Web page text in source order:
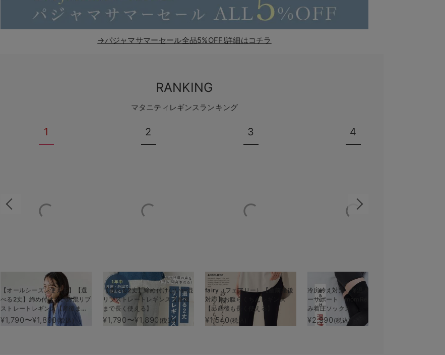
→パジャマサマーセール全品5%OFF!詳細はコチラ
RANKING
マタニティレギンスランキング
1
【オールシーズン使える】【選
べる2丈】締め付けない綿混リブ
ストレートレギンス【産後まで
長く使える】
¥1,790〜¥1,890 (税込)
2
【選べる2丈】締め付けない綿混
リブストレートレギンス【産後
まで長く使える】
¥1,790〜¥1,890 (税込)
3
fairy（フェアリー）【産前産後
対応】お腹らくちんレギンス
【出産後も長く使える】
¥1,540 (税込)
4
冷房冷え対策 保温＆リカバリ
ーサポート momRest おやす
み着圧ソックス
efe×ANGELIEBEコラボ 光電
子 日本製
¥2,990 (税込)